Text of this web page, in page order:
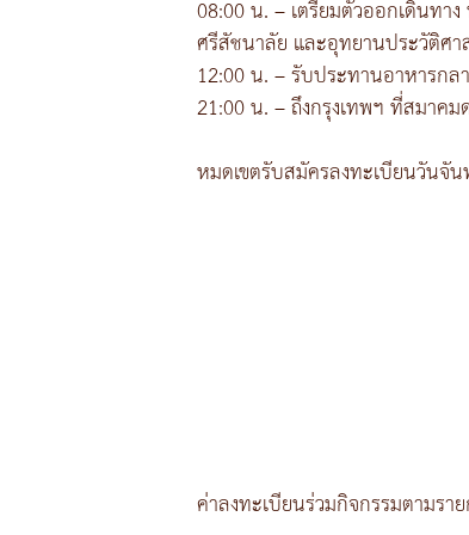
08:00 น. – เตรียมตัวออกเดินทา
ศรีสัชนาลัย และอุทยานประวัติศา
12:00 น. – รับประทานอาหารก
21:00 น. – ถึงกรุงเทพฯ ที่สมาคม
หมดเขตรับสมัครลงทะเบียนวันจั
ค่าลงทะเบียนร่วมกิจกรรมตามรา